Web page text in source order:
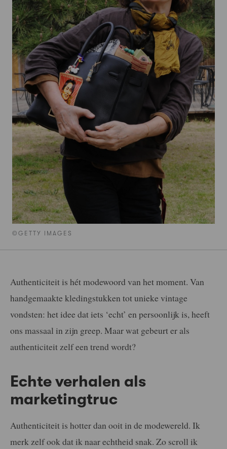
©GETTY IMAGES
Authenticiteit is hét modewoord van het moment. Van
handgemaakte kledingstukken tot unieke vintage
vondsten: het idee dat iets ‘echt’ en persoonlijk is, heeft
ons massaal in zijn greep. Maar wat gebeurt er als
authenticiteit zelf een trend wordt?
Echte verhalen als
marketingtruc
Authenticiteit is hotter dan ooit in de modewereld. Ik
merk zelf ook dat ik naar echtheid snak. Zo scroll ik